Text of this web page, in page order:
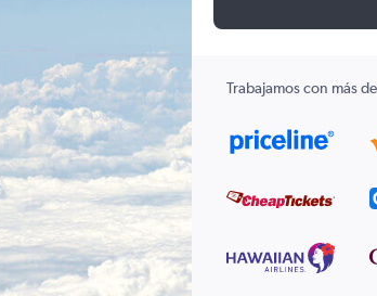
Trabajamos con más